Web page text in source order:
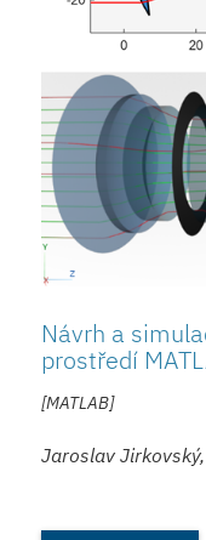
Návrh a
prostředí
[MATLAB]
Jaroslav